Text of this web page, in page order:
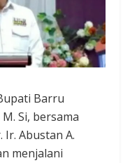
Barru
Si, bersama
Abustan A.
menjalani